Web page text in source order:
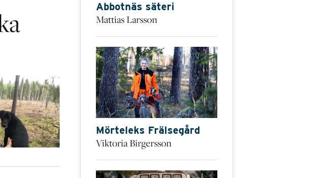
Abbotnäs säteri
Mattias Larsson
Mörteleks Frälsegård
Viktoria Birgersson